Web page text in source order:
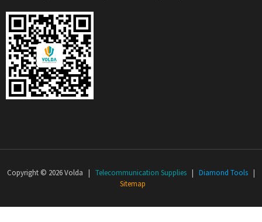
Copyright © 2026 Volda | Telecommunication Supplies | Diamond Tools |
Sitemap